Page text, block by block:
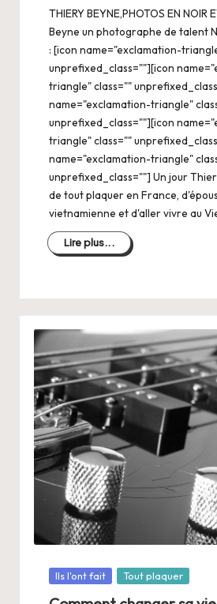
THIERY BEYNE,PHOTOS EN NOIR
Beyne un photographe de talent
: [icon name="exclamation-
unprefixed_class=""][icon
triangle" class=""
name="exclamation-triangle"
unprefixed_class=""][icon
triangle" class=""
name="exclamation-triangle"
unprefixed_class=""] Un jour
de tout plaquer en France,
vietnamienne et d'aller vivre au
Lire plus...
Posté
Ils l'ont fait Tout plaquer